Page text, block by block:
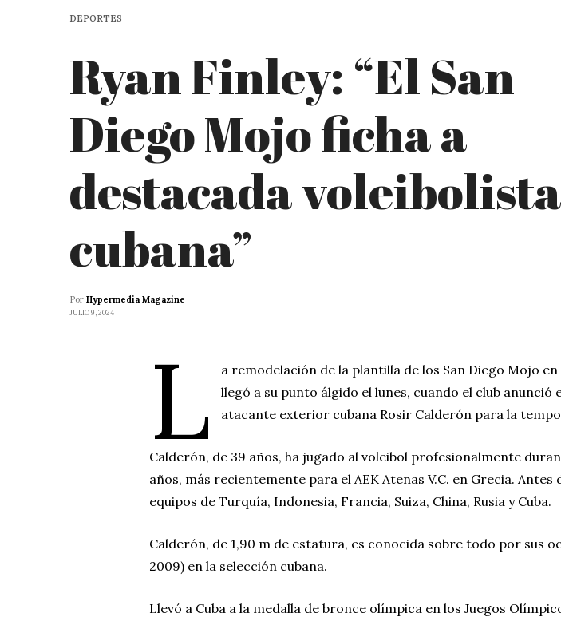
DEPORTES
Ryan Finley: “El San
Diego Mojo ficha a
destacada voleibolista
cubana”
Por Hypermedia Magazine
JULIO 9, 2024
L
a remodelación de la plantilla de los San Diego Mojo
llegó a su punto álgido el lunes, cuando el club anunció
atacante exterior cubana Rosir Calderón para la
Calderón, de 39 años, ha jugado al voleibol profesionalmente
años, más recientemente para el AEK Atenas V.C. en Grecia. Antes
equipos de Turquía, Indonesia, Francia, Suiza, China, Rusia y Cuba.
Calderón, de 1,90 m de estatura, es conocida sobre todo por sus
2009) en la selección cubana.
Llevó a Cuba a la medalla de bronce olímpica en los Juegos